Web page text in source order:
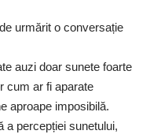
urmărit o conversație
auzi doar sunete foarte
cum ar fi aparate
aproape imposibilă.
a percepției sunetului,